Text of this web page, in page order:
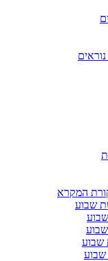
המקרא
שבוע
שבוע